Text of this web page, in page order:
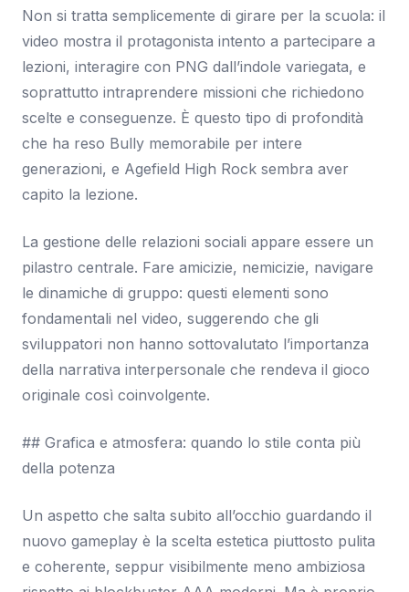
Non si tratta semplicemente di girare per la scuola: il
video mostra il protagonista intento a partecipare a
lezioni, interagire con PNG dall’indole variegata, e
soprattutto intraprendere missioni che richiedono
scelte e conseguenze. È questo tipo di profondità
che ha reso Bully memorabile per intere
generazioni, e Agefield High Rock sembra aver
capito la lezione.
La gestione delle relazioni sociali appare essere un
pilastro centrale. Fare amicizie, nemicizie, navigare
le dinamiche di gruppo: questi elementi sono
fondamentali nel video, suggerendo che gli
sviluppatori non hanno sottovalutato l’importanza
della narrativa interpersonale che rendeva il gioco
originale così coinvolgente.
## Grafica e atmosfera: quando lo stile conta più
della potenza
Un aspetto che salta subito all’occhio guardando il
nuovo gameplay è la scelta estetica piuttosto pulita
e coherente, seppur visibilmente meno ambiziosa